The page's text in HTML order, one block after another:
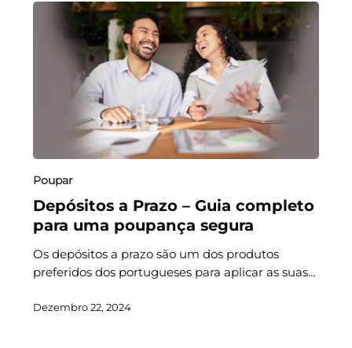
Poupar
Depósitos a Prazo – Guia completo
para uma poupança segura
Os depósitos a prazo são um dos produtos
preferidos dos portugueses para aplicar as suas…
Dezembro 22, 2024